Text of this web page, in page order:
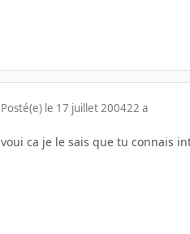
Posté(e) le 17 juillet 200422 a
voui ca je le sais que tu connais